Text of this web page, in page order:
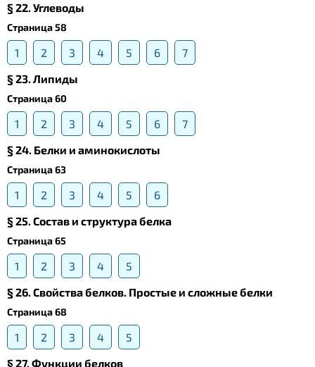
§ 22. Углеводы
Страница 58
1 2 3 4 5 6
7
§ 23. Липиды
Страница 60
1 2 3 4 5 6
7
§ 24. Белки и аминокислоты
Страница 63
1 2 3 4 5
6
§ 25. Состав и структура белка
Страница 65
1 2 3 4
5
§ 26. Свойства белков. Простые и сложные белки
Страница 68
1 2 3 4
5
§ 27. Функции белков